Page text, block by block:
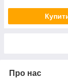
Про нас